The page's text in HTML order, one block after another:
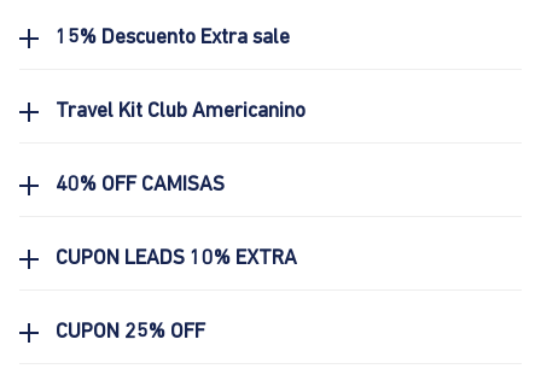
15% Descuento Extra sale
Travel Kit Club Americanino
40% OFF CAMISAS
CUPON LEADS 10% EXTRA
CUPON 25% OFF